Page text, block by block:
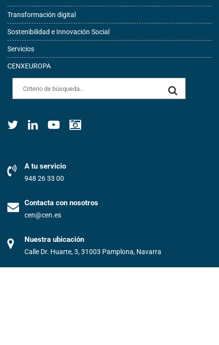
Transformación digital
Sostenibilidad e Innovación Social
Servicios
CENXEUROPA
A tu servicio
948 26 33 00
Contacta con nosotros
cen@cen.es
Nuestra ubicación
Calle Dr. Huarte, 3, 31003 Pamplona, Navarra